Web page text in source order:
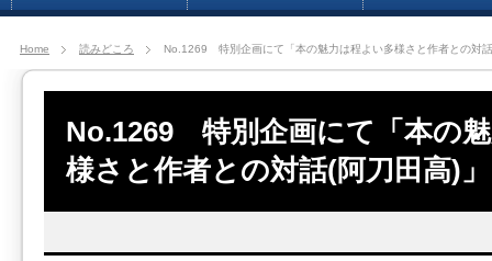
Home 読みどころ No.1269 特別企画にて「本の魅力は程よい多様さと作者との対
No.1269 特別企画にて「本の
様さと作者との対話(阿刀田高)